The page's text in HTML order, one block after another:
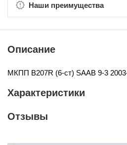
Наши преимущества
Описание
МКПП B207R (6-ст) SAAB 9-3
Характеристики
Отзывы